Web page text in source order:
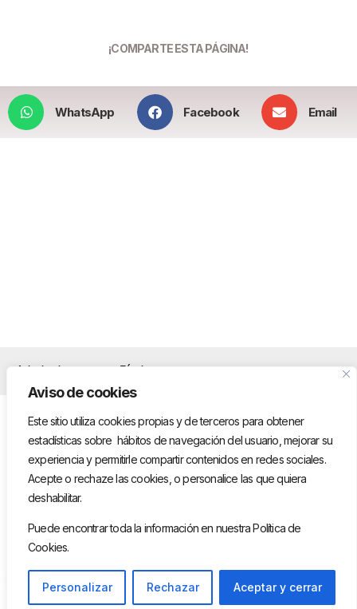
Aviso de cookies
Este sitio utiliza cookies propias y de terceros para obtener
estadísticas sobre hábitos de navegación del usuario, mejorar su
experiencia y permitirle compartir contenidos en redes sociales.
Acepte o rechaze las cookies, o personalice las que quiera
deshabilitar.
Puede encontrar toda la información en nuestra Política de
Cookies.
Personalizar Rechazar Aceptar y cerrar
¡COMPARTE ESTA PÁGINA!
WhatsApp Facebook Email
Aviso legal
Términos y